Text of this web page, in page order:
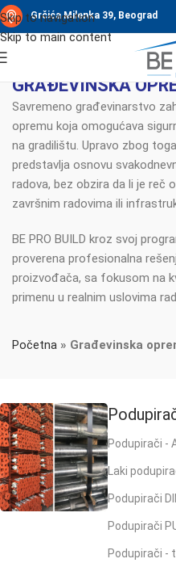
Skip to navigation
Skip to main content
Grčića Milenka 39, Beograd
GRAĐEVINSKA
Savremeno građevinarstvo
opremu koja omogućava
na gradilištu. Upravo zbog
predstavlja osnovu
radova, bez obzira da li je reč
završnim radovima ili
BE PRO BUILD kroz svoj
proverena profesionalna
proizvođača, sa fokusom na
primenu u realnim uslovima
Početna » Građevinska
Podupirači -
Laki
Podupirači
Podupirači
Podupirači -